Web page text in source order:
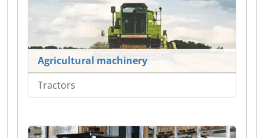
Agricultural machinery
Tractors